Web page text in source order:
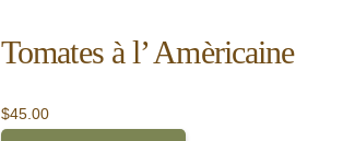
Tomates à l’ Amèricaine
$45.00